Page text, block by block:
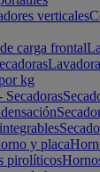
verticales
carga frontal
kg
Secadoras
y placa
pirolíticos